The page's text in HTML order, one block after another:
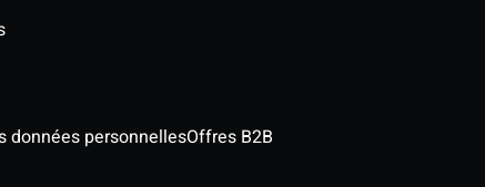
données personnellesOffres B2B